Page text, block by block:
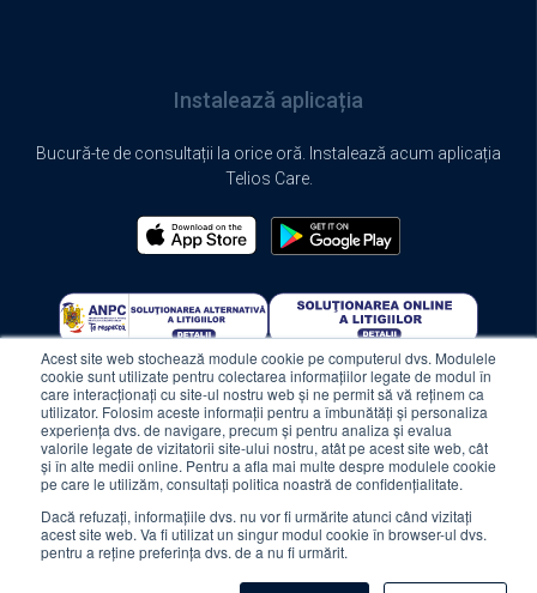
Acest site web stochează module cookie pe computerul dvs. Modulele
cookie sunt utilizate pentru colectarea informațiilor legate de modul în
care interacționați cu site-ul nostru web și ne permit să vă reținem ca
utilizator. Folosim aceste informații pentru a îmbunătăți și personaliza
experiența dvs. de navigare, precum și pentru analiza și evalua
valorile legate de vizitatorii site-ului nostru, atât pe acest site web, cât
și în alte medii online. Pentru a afla mai multe despre modulele cookie
pe care le utilizăm, consultați politica noastră de confidențialitate.
Dacă refuzați, informațiile dvs. nu vor fi urmărite atunci când vizitați
acest site web. Va fi utilizat un singur modul cookie în browser-ul dvs.
pentru a reține preferința dvs. de a nu fi urmărit.
Instalează aplicația
Bucură-te de consultații la orice oră. Instalează acum aplicația
Telios Care.
© 2024 Telios Care. All rights reserved.
Termeni și condiții
Politica de confidențialitate